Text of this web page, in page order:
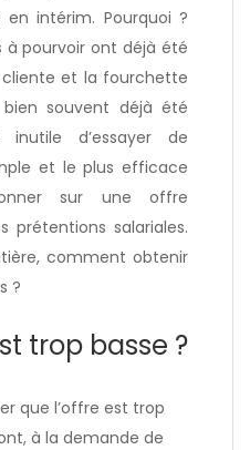
en intérim. Pourquoi ?
à pourvoir ont déjà été
et la fourchette
souvent déjà été
d’essayer de
et le plus efficace
sur une offre
prétentions salariales.
comment obtenir
?
trop basse ?
que l’offre est trop
à la demande de